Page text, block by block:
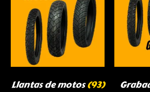
Llantas de motos(93)